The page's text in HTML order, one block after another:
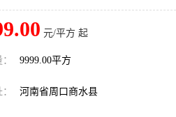
元/平方 起
9999.00平方
河南省周口商水县